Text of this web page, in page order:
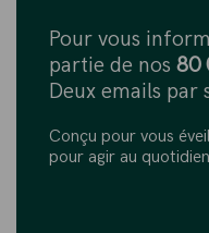
Pour vous
partie de nos 80
Deux emails par
Conçu pour vous
pour agir au